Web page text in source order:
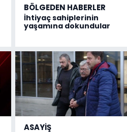
BÖLGEDEN HABERLER
İhtiyaç sahiplerinin
yaşamına dokundular
ASAYİŞ